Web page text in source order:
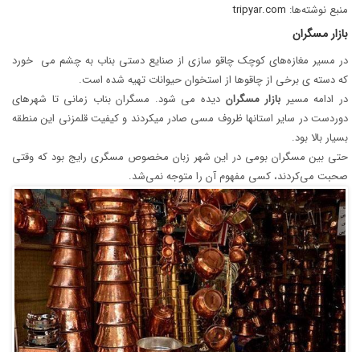
منبع نوشته‌ها: tripyar.com
بازار مسگران
در مسیر مغازه‌های کوچک چاقو سازی از صنایع دستی بناب به چشم می ‎ خورد
که دسته ‎‌ی برخی از چاقوها از استخوان حیوانات تهیه شده است.
در ادامه مسیر بازار مسگران دیده می شود. مسگران بناب زمانی تا شهرهای
دوردست در سایر استان‎ها ظروف مسی صادر می‎کردند و کیفیت قلمزنی این منطقه
بسیار بالا بود.
حتی بین مسگران بومی در این شهر زبان مخصوص مسگری رایج بود که وقتی
صحبت می‌کردند، کسی مفهوم آن را متوجه نمی‎‎‌شد.